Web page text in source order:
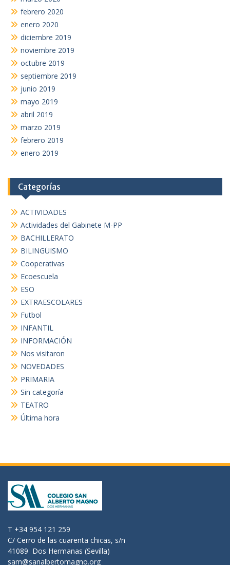
febrero 2020
enero 2020
diciembre 2019
noviembre 2019
octubre 2019
septiembre 2019
junio 2019
mayo 2019
abril 2019
marzo 2019
febrero 2019
enero 2019
Categorías
ACTIVIDADES
Actividades del Gabinete M-PP
BACHILLERATO
BILINGÜISMO
Cooperativas
Ecoescuela
ESO
EXTRAESCOLARES
Futbol
INFANTIL
INFORMACIÓN
Nos visitaron
NOVEDADES
PRIMARIA
Sin categoría
TEATRO
Última hora
T +34 954 121 259
C/ Cerro de las cuarenta chicas, s/n
41089 Dos Hermanas (Sevilla)
sam@sanalbertomagno.org